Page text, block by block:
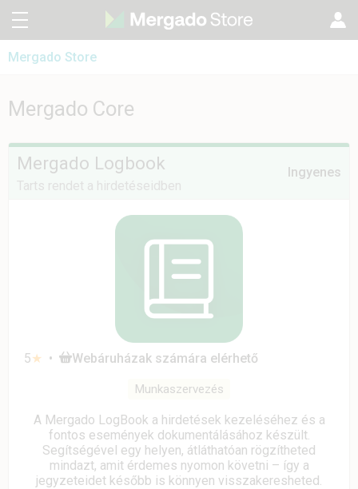
Mergado Store
Mergado Core fejlesztői csapat
CZ
PL
Mergado Audit
Mergado Core
Mergado Logbook
Tarts rendet a hirdetéseidben
Ingyenes
5★ • Webáruházak számára elérhető
Munkaszervezés
A Mergado LogBook a hirdetések kezeléséhez és a
fontos események dokumentálásához készült.
Segítségével egy helyen, átláthatóan rögzítheted
mindazt, amit érdemes nyomon követni – így a
jegyzeteidet később is könnyen visszakeresheted.